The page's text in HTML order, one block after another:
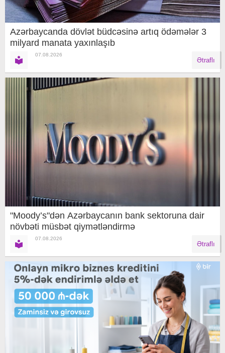
Azərbaycanda dövlət büdcəsinə artıq ödəmələr 3
milyard manata yaxınlaşıb
07.08.2026
Ətraflı
"Moody’s"dən Azərbaycanın bank sektoruna dair
növbəti müsbət qiymətləndirmə
07.08.2026
Ətraflı